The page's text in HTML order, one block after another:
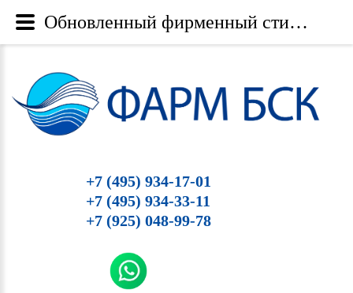
+7 (495) 934-17-01
+7 (495) 934-33-11
+7 (925) 048-99-78
Обновленный фирменный стиль бренда SoftFil - Фарм БСК